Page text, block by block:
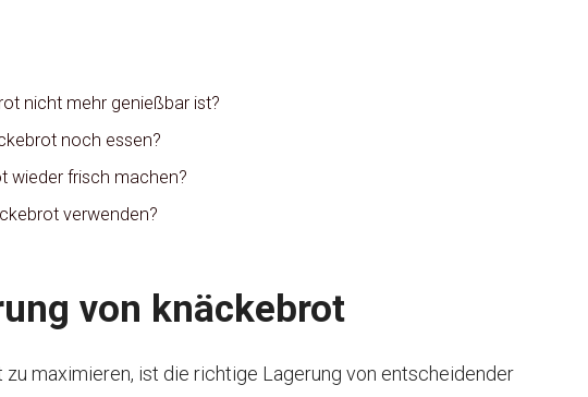
nicht mehr genießbar ist?
noch essen?
wieder frisch machen?
verwenden?
von knäckebrot
maximieren, ist die richtige Lagerung von entscheidender